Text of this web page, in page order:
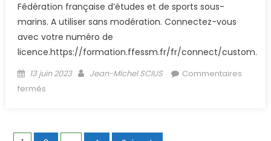
Fédération française d’études et de sports sous-
marins. A utiliser sans modération. Connectez-vous
avec votre numéro de
licence.https://formation.ffessm.fr/fr/connect/custom.
Posted on
13 juin 2023 Author
Jean-Michel SCIUS
Commentaires
fermés